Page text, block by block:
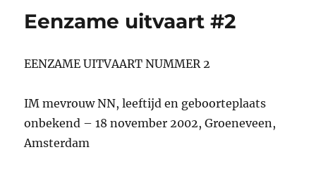
Eenzame uitvaart #2
EENZAME UITVAART NUMMER 2
IM mevrouw NN, leeftijd en geboorteplaats
onbekend – 18 november 2002, Groeneveen,
Amsterdam